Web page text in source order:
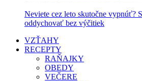
Neviete cez leto skutočne vypnúť?
oddychovať bez výčitiek
VZŤAHY
RECEPTY
RAŇAJKY
OBEDY
VEČERE